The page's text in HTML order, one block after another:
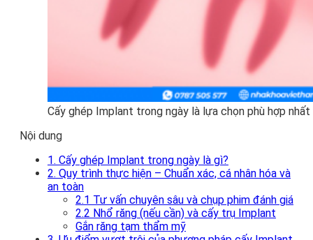
Cấy ghép Implant trong ngày là lựa chọn phù hợp
Nội dung
1. Cấy ghép Implant trong ngày là gì?
2. Quy trình thực hiện – Chuẩn xác, cá nhân hóa và
an toàn
2.1 Tư vấn chuyên sâu và chụp phim đánh giá
2.2 Nhổ răng (nếu cần) và cấy trụ Implant
Gắn răng tạm thẩm mỹ